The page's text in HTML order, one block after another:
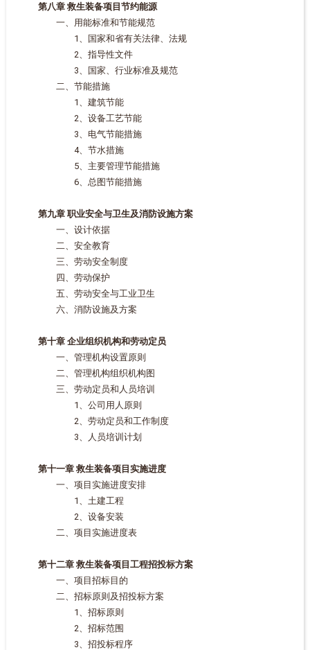
第八章 救生装备项目节约能源
一、用能标准和节能规范
1、国家和省有关法律、法规
2、指导性文件
3、国家、行业标准及规范
二、节能措施
1、建筑节能
2、设备工艺节能
3、电气节能措施
4、节水措施
5、主要管理节能措施
6、总图节能措施
第九章 职业安全与卫生及消防设施方案
一、设计依据
二、安全教育
三、劳动安全制度
四、劳动保护
五、劳动安全与工业卫生
六、消防设施及方案
第十章 企业组织机构和劳动定员
一、管理机构设置原则
二、管理机构组织机构图
三、劳动定员和人员培训
1、公司用人原则
2、劳动定员和工作制度
3、人员培训计划
第十一章 救生装备项目实施进度
一、项目实施进度安排
1、土建工程
2、设备安装
二、项目实施进度表
第十二章 救生装备项目工程招投标方案
一、项目招标目的
二、招标原则及招投标方案
1、招标原则
2、招标范围
3、招投标程序